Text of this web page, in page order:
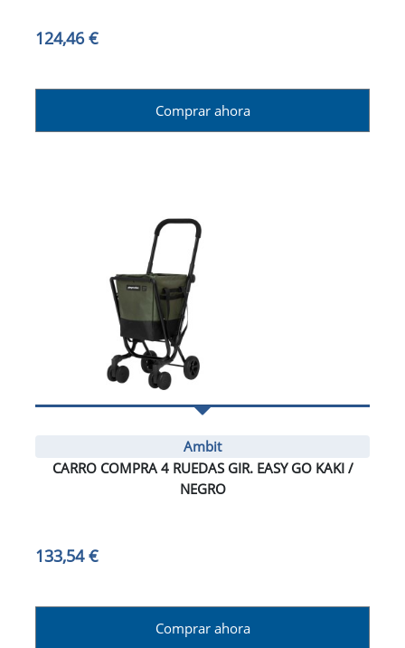
124,46 €
Comprar ahora
Ambit
CARRO COMPRA 4 RUEDAS GIR. EASY GO KAKI /
NEGRO
133,54 €
Comprar ahora